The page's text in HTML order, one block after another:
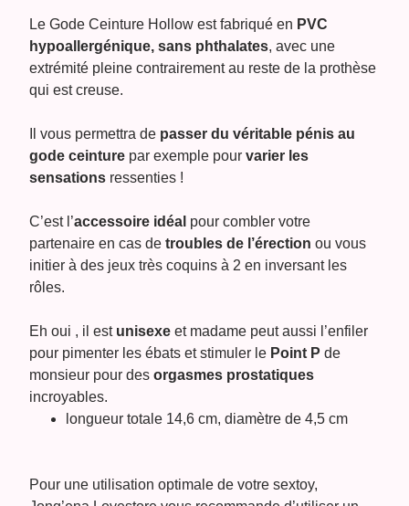
Le Gode Ceinture Hollow est fabriqué en PVC
hypoallergénique, sans phthalates, avec une
extrémité pleine contrairement au reste de la prothèse
qui est creuse.
Il vous permettra de passer du véritable pénis au
gode ceinture par exemple pourvarier les
sensations ressenties !
C’est l’accessoire idéal pour combler votre
partenaire en cas detroubles de l’érection ou vous
initier à des jeux très coquins à 2 en inversant les
rôles.
Eh oui , il est unisexe et madame peut aussi l’enfiler
pour pimenter les ébats et stimuler le Point P de
monsieur pour desorgasmes prostatiques
incroyables.
longueur totale 14,6 cm, diamètre de 4,5 cm
Pour une utilisation optimale de votre sextoy,